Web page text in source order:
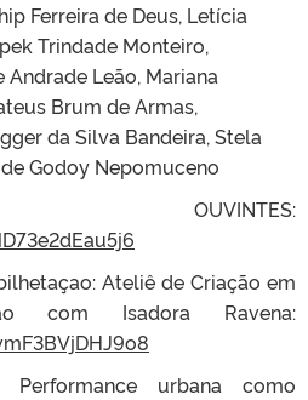
Ferreira de Deus, Letícia
Trindade Monteiro,
Leão, Mariana
Brum de Armas,
da Silva Bandeira, Stela
Godoy Nepomuceno
OUVINTES:
Ateliê de Criação em
com Isadora Ravena:
Performance urbana como